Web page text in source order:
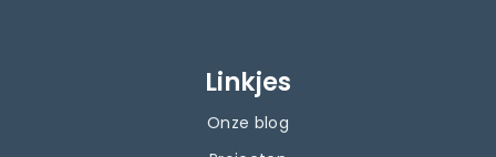
Linkjes
Onze blog